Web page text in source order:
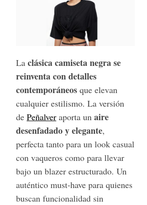
La clásica camiseta negra se
reinventa con detalles
contemporáneosque elevan
cualquier estilismo. La versión
de Peñalveraporta un aire
desenfadado y elegante,
perfecta tanto para un look casual
con vaqueros como para llevar
bajo un blazer estructurado. Un
auténtico must-have para quienes
buscan funcionalidad sin